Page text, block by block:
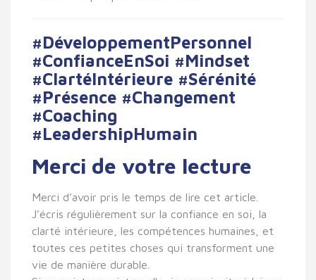
#DéveloppementPersonnel
#ConfianceEnSoi #Mindset
#ClartéIntérieure #Sérénité
#Présence #Changement
#Coaching
#LeadershipHumain
Merci de votre lecture
Merci d’avoir pris le temps de lire cet article.
J’écris régulièrement sur la confiance en soi, la
clarté intérieure, les compétences humaines, et
toutes ces petites choses qui transforment une
vie de manière durable.